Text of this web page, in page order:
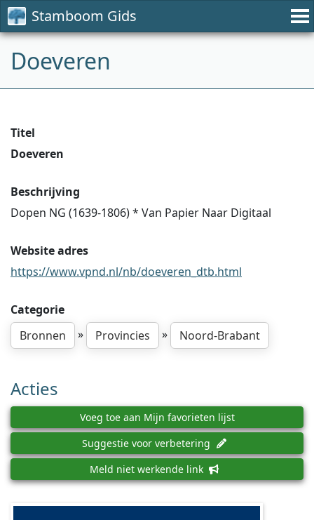
Stamboom Gids
Doeveren
Titel
Doeveren
Beschrijving
Dopen NG (1639-1806) * Van Papier Naar Digitaal
Website adres
https://www.vpnd.nl/nb/doeveren_dtb.html
Categorie
Bronnen
» Provincies » Noord-Brabant
Acties
Voeg toe aan Mijn favorieten lijst
Suggestie voor verbetering
Meld niet werkende link